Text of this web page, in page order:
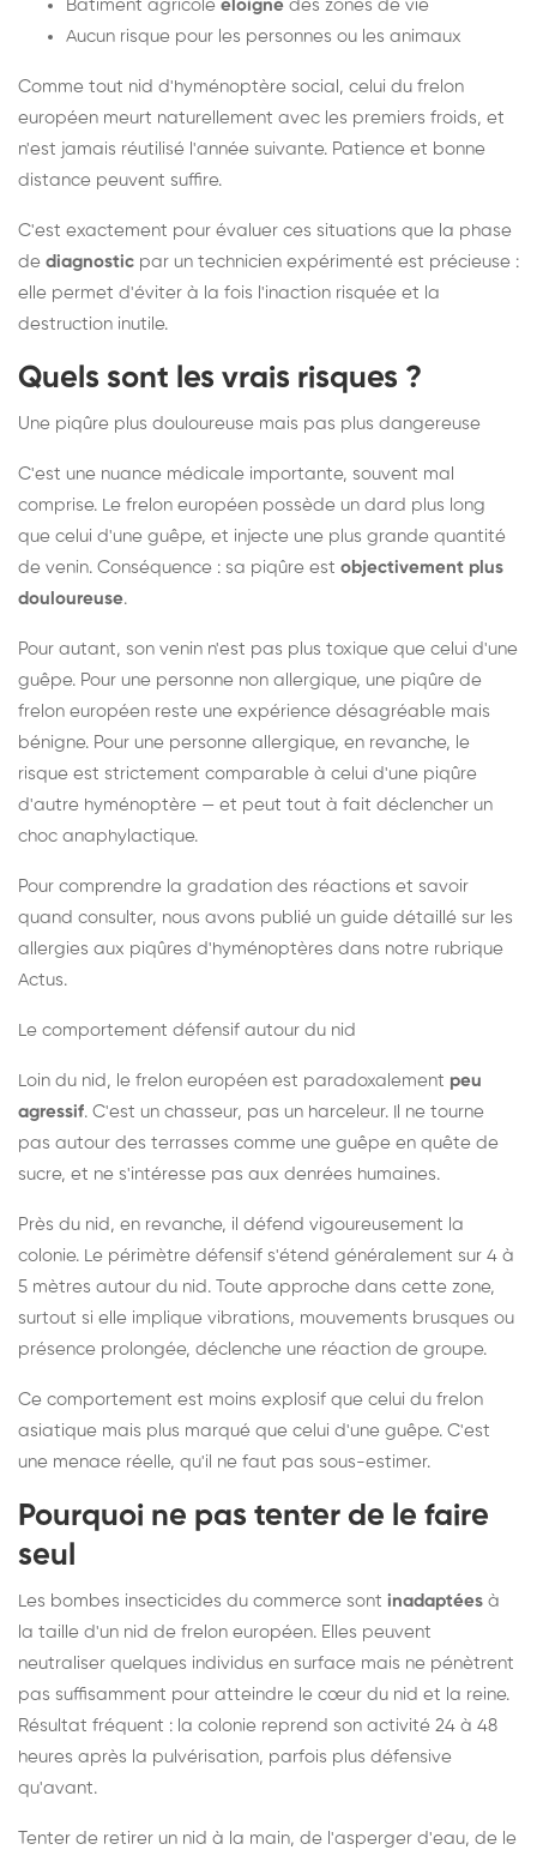
Bâtiment agricole éloigné des zones de vie
Aucun risque pour les personnes ou les animaux
Comme tout nid d'hyménoptère social, celui du frelon
européen meurt naturellement avec les premiers froids, et
n'est jamais réutilisé l'année suivante. Patience et bonne
distance peuvent suffire.
C'est exactement pour évaluer ces situations que la phase
de diagnostic par un technicien expérimenté est précieuse :
elle permet d'éviter à la fois l'inaction risquée et la
destruction inutile.
Quels sont les vrais risques ?
Une piqûre plus douloureuse mais pas plus dangereuse
C'est une nuance médicale importante, souvent mal
comprise. Le frelon européen possède un dard plus long
que celui d'une guêpe, et injecte une plus grande quantité
de venin. Conséquence : sa piqûre est objectivement plus
douloureuse.
Pour autant, son venin n'est pas plus toxique que celui d'une
guêpe. Pour une personne non allergique, une piqûre de
frelon européen reste une expérience désagréable mais
bénigne. Pour une personne allergique, en revanche, le
risque est strictement comparable à celui d'une piqûre
d'autre hyménoptère — et peut tout à fait déclencher un
choc anaphylactique.
Pour comprendre la gradation des réactions et savoir
quand consulter, nous avons publié un guide détaillé sur les
allergies aux piqûres d'hyménoptères dans notre rubrique
Actus.
Le comportement défensif autour du nid
Loin du nid, le frelon européen est paradoxalement peu
agressif. C'est un chasseur, pas un harceleur. Il ne tourne
pas autour des terrasses comme une guêpe en quête de
sucre, et ne s'intéresse pas aux denrées humaines.
Près du nid, en revanche, il défend vigoureusement la
colonie. Le périmètre défensif s'étend généralement sur 4 à
5 mètres autour du nid. Toute approche dans cette zone,
surtout si elle implique vibrations, mouvements brusques ou
présence prolongée, déclenche une réaction de groupe.
Ce comportement est moins explosif que celui du frelon
asiatique mais plus marqué que celui d'une guêpe. C'est
une menace réelle, qu'il ne faut pas sous-estimer.
Pourquoi ne pas tenter de le faire
seul
Les bombes insecticides du commerce sont inadaptées à
la taille d'un nid de frelon européen. Elles peuvent
neutraliser quelques individus en surface mais ne pénètrent
pas suffisamment pour atteindre le cœur du nid et la reine.
Résultat fréquent : la colonie reprend son activité 24 à 48
heures après la pulvérisation, parfois plus défensive
qu'avant.
Tenter de retirer un nid à la main, de l'asperger d'eau, de le